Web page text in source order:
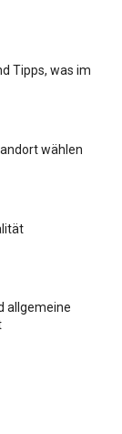
Tipps, was im
wählen
allgemeine